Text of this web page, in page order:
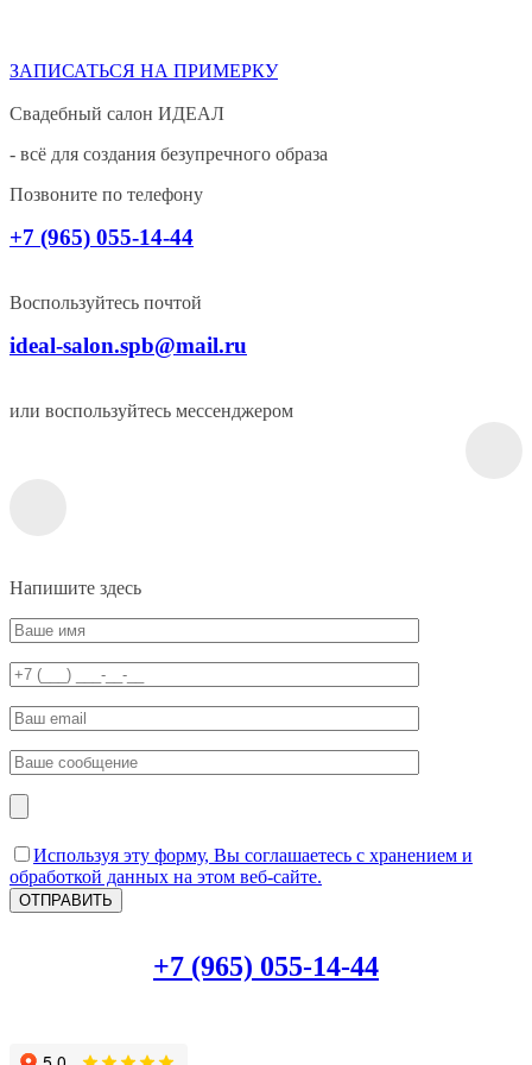
ЗАПИСАТЬСЯ НА ПРИМЕРКУ
Свадебный салон ИДЕАЛ
- всё для создания безупречного образа
Позвоните по телефону
+7 (965) 055-14-44
Воспользуйтесь почтой
ideal-salon.spb@mail.ru
или воспользуйтесь мессенджером
Напишите здесь
Используя эту форму, Вы соглашаетесь с хранением и
обработкой данных на этом веб-сайте.
+7 (965) 055-14-44